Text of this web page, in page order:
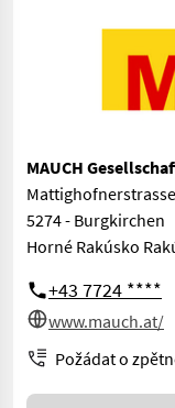
MAUCH
5274 - Burgkirchen
Horné Rakúsko
+43 7724 ****
www.mauch.at/
Požádat o